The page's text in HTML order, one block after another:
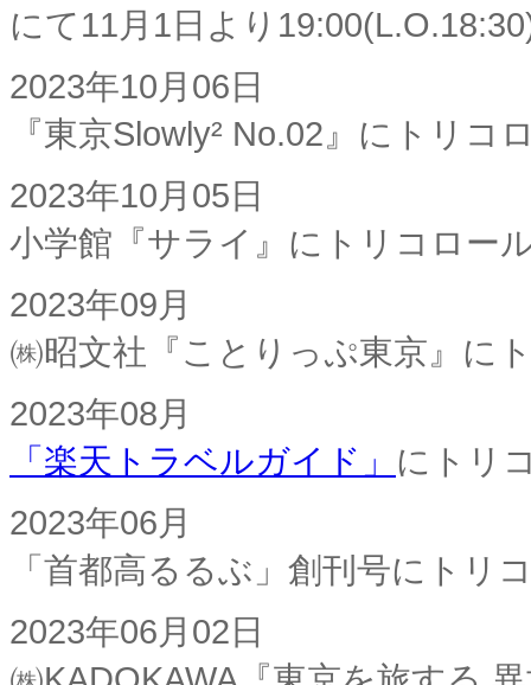
にて11月1日より
2023年10月06日
『東京Slowly² No.02』にトリ
2023年10月05日
小学館『サライ』にトリコロー
2023年09月
㈱昭文社『ことりっぷ東京』に
2023年08月
「楽天トラベルガイド」 にトリ
2023年06月
「首都高るるぶ」創刊号にトリ
2023年06月02日